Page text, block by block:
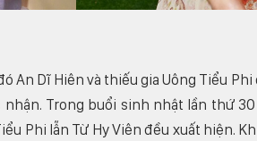
An Dĩ Hiên và thiếu gia Uông Tiểu
Trong buổi sinh nhật lần thứ
Phi lẫn Từ Hy Viên đều xuất hiện.